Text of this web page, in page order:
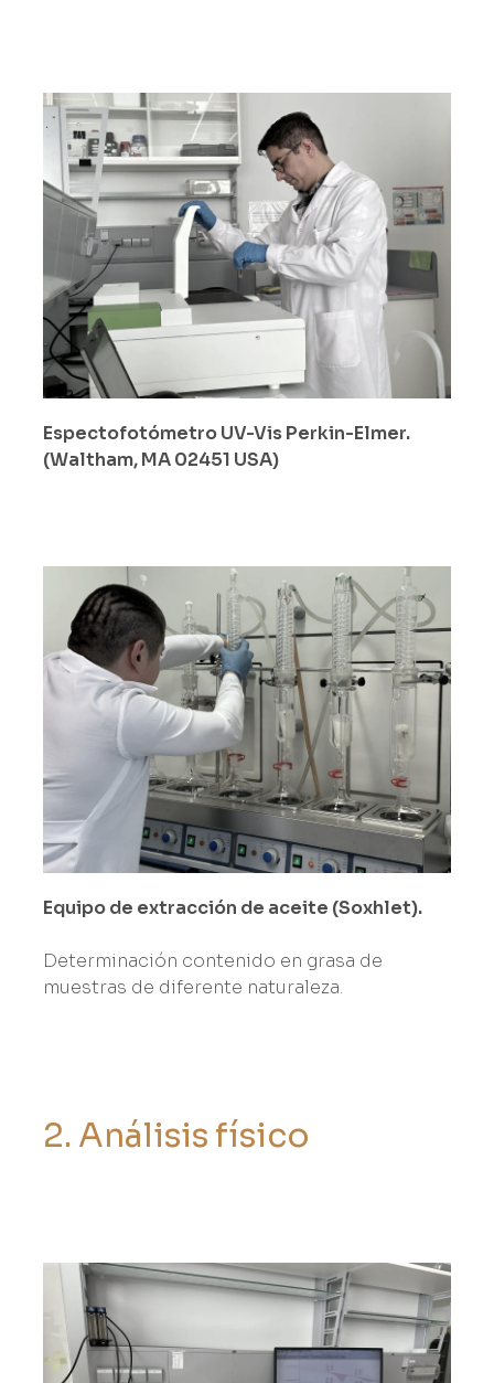
Espectofotómetro UV-Vis Perkin-Elmer.
(Waltham, MA 02451 USA)
Equipo de extracción de aceite (Soxhlet).
Determinación contenido en grasa de
muestras de diferente naturaleza.
2. Análisis físico